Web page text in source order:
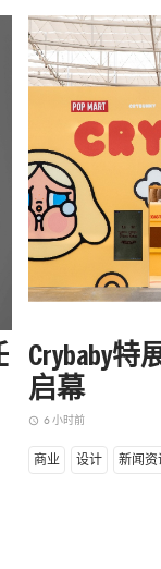
Crybaby特
启幕
access_time 6 小时前
商业 设计 新闻资